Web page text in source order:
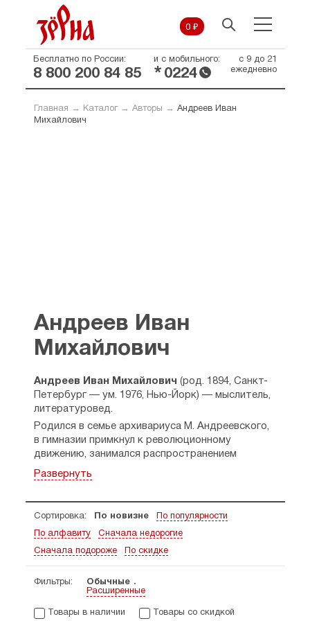
0 ₽
Бесплатно по России:
8 800 200 84 85
и с мобильного:
* 0224
с 9 до 21
ежедневно
Главная → Каталог→ Авторы → Андреев Иван
Михайлович
Андреев Иван
Михайлович
Андреев Иван Михайлович (род. 1894, Санкт-
Петербург — ум. 1976, Нью-Йорк) — мыслитель,
литературовед.
Родился в семье архивариуса М. Андреевского,
в гимназии примкнул к революционному
движению, занимался распространением
прокламаций, был разоблачен и отдан под суд.
Заступничеством петербургского миллионера
а затем во Францию. Там он изучал философию
и был под влиянием лекций философа
А. Бергсона.
Возвращение в Россию в период
большевистского переворота произвело
перелом в мировоззрении И. Андреева: он более
не обольщался выспренними идеями и отдался
Развернуть
Сортировка: По новизне По популярности
По алфавиту Сначала недорогие
Сначала подороже По скидке
Фильтры:
Обычные
Расширенные
Товары в наличии Товары со скидкой